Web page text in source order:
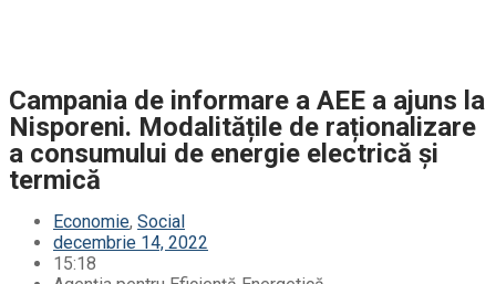
Campania de informare a AEE a ajuns la
Nisporeni. Modalitățile de raționalizare
a consumului de energie electrică și
termică
Economie, Social
decembrie 14, 2022
15:18